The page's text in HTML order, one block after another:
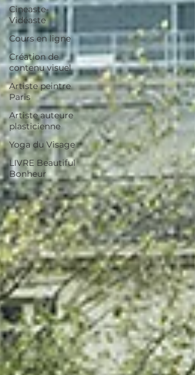
Cineaste-
Vidéaste
Cours en ligne
Création de
contenu visuel
Artiste peintre
Paris
Artiste auteure
plasticienne
Yoga du Visage
LIVRE Beautiful
Bonheur